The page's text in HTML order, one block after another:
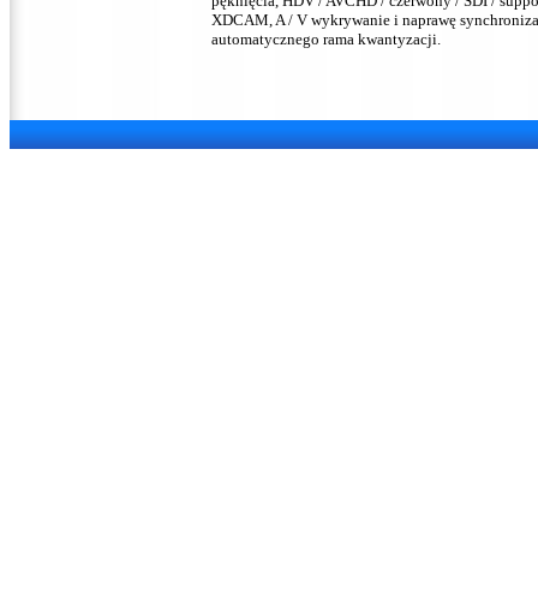
XDCAM, A / V wykrywanie i naprawę
automatycznego rama kwantyzacji.